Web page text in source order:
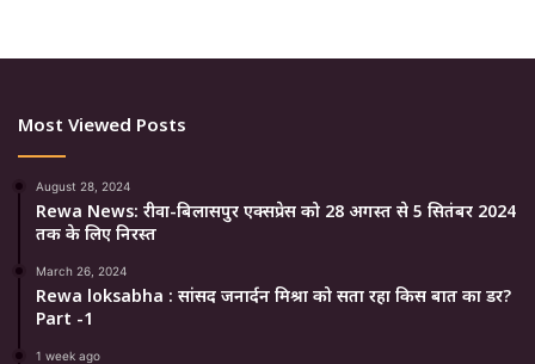
Most Viewed Posts
August 28, 2024
Rewa News: रीवा-बिलासपुर एक्सप्रेस को 28 अगस्त से 5 सितंबर 2024
तक के लिए निरस्त
March 26, 2024
Rewa loksabha : सांसद जनार्दन मिश्रा को सता रहा किस बात का डर?
Part -1
1 week ago